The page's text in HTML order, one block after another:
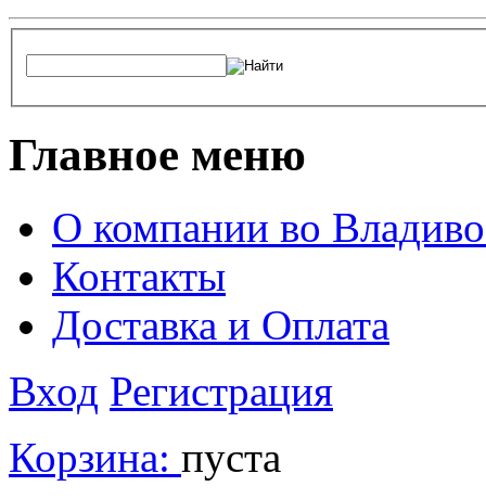
Главное меню
О компании во
Контакты
Доставка и Оплата
Вход Регистрация
Корзина: пуста